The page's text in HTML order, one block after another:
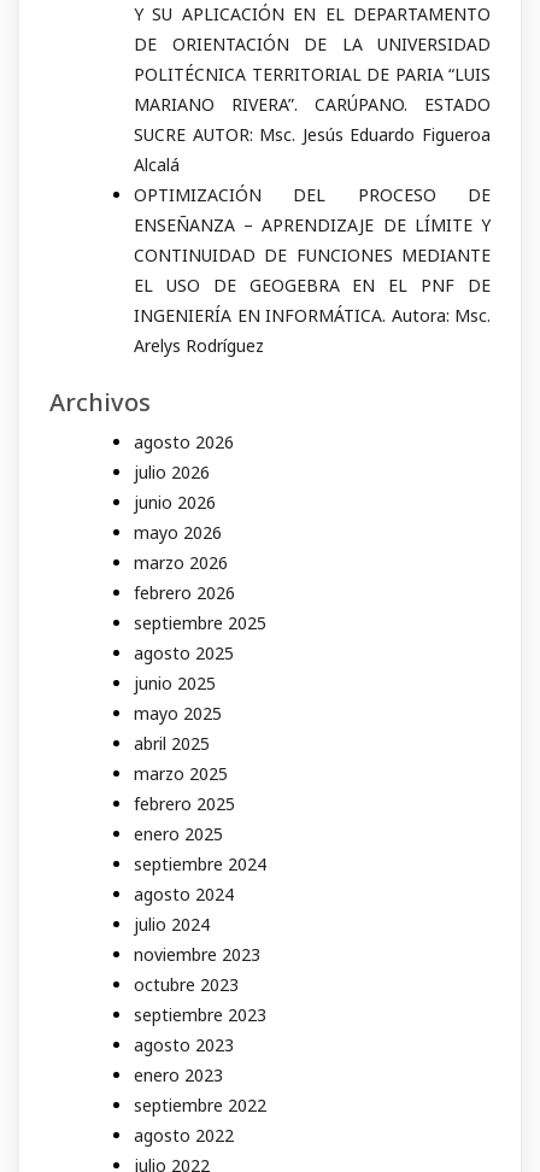
Y SU APLICACIÓN EN EL DEPARTAMENTO
DE ORIENTACIÓN DE LA UNIVERSIDAD
POLITÉCNICA TERRITORIAL DE PARIA “LUIS
MARIANO RIVERA”. CARÚPANO. ESTADO
SUCRE AUTOR: Msc. Jesús Eduardo Figueroa
Alcalá
OPTIMIZACIÓN DEL PROCESO DE
ENSEÑANZA – APRENDIZAJE DE LÍMITE Y
CONTINUIDAD DE FUNCIONES MEDIANTE
EL USO DE GEOGEBRA EN EL PNF DE
INGENIERÍA EN INFORMÁTICA. Autora: Msc.
Arelys Rodríguez
Archivos
agosto 2026
julio 2026
junio 2026
mayo 2026
marzo 2026
febrero 2026
septiembre 2025
agosto 2025
junio 2025
mayo 2025
abril 2025
marzo 2025
febrero 2025
enero 2025
septiembre 2024
agosto 2024
julio 2024
noviembre 2023
octubre 2023
septiembre 2023
agosto 2023
enero 2023
septiembre 2022
agosto 2022
julio 2022